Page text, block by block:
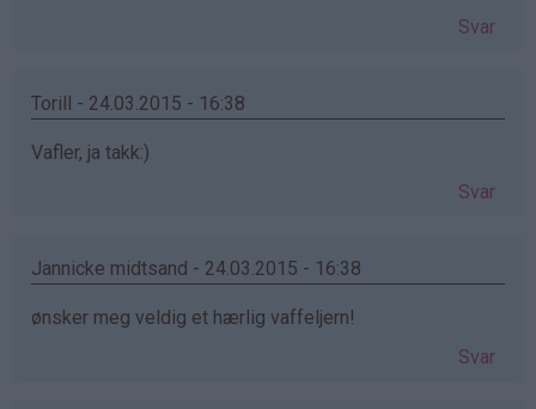
Svar
Torill - 24.03.2015 - 16:38
Vafler, ja takk:)
Svar
Jannicke midtsand - 24.03.2015 - 16:38
ønsker meg veldig et hærlig vaffeljern!
Svar